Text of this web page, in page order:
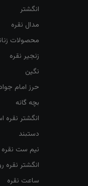
انگشتر
مدال نقره
محصولات
زنجیر نقره
نگین
حرز امام
بچه گانه
انگشتر نقره
دستبند
نیم ست نقره
انگشتر نقره
ساعت نقره